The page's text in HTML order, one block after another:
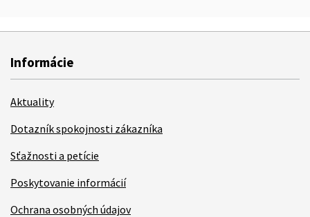
Informácie
Aktuality
Dotazník spokojnosti zákazníka
Sťažnosti a petície
Poskytovanie informácií
Ochrana osobných údajov